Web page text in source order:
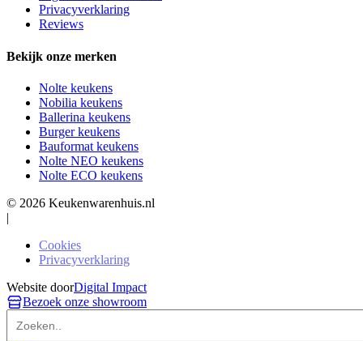
Privacyverklaring
Reviews
Bekijk onze merken
Nolte keukens
Nobilia keukens
Ballerina keukens
Burger keukens
Bauformat keukens
Nolte NEO keukens
Nolte ECO keukens
© 2026 Keukenwarenhuis.nl
|
Cookies
Privacyverklaring
Website doorDigital Impact
Bezoek onze showroom